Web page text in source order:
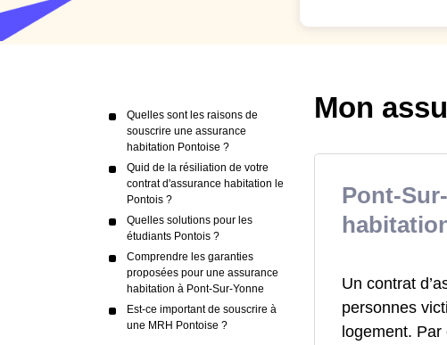
Quelles sont les raisons de
souscrire une assurance
habitation Pontoise ?
Quid de la résiliation de votre
contrat d'assurance habitation le
Pontois ?
Quelles solutions pour les
étudiants Pontois ?
Comprendre les garanties
proposées pour une assurance
habitation à Pont-Sur-Yonne
Est-ce important de souscrire à
une MRH Pontoise ?
Mon
Pont-
Un contrat
personnes
logement.